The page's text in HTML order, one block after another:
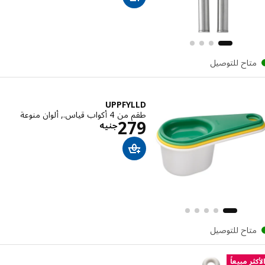
للتوصيل
UPPFYLLD
طقم من 4 أكواب قياس., ألوان منوعة
جنيه279 الاسعار جنيه 279
للتوصيل
مبيعاً